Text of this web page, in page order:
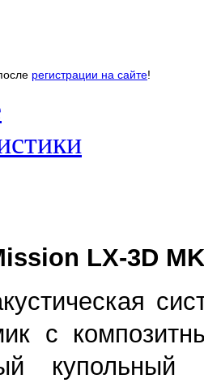
регистрации на сайте!
LX-3D
с
купольный